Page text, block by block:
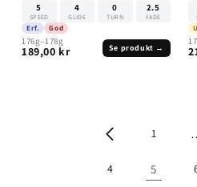
5
SPEED
4
GLIDE
0
TURN
2.5
FADE
Erf. God
176g–178g
189,00 kr Se produkt →
1
4 5